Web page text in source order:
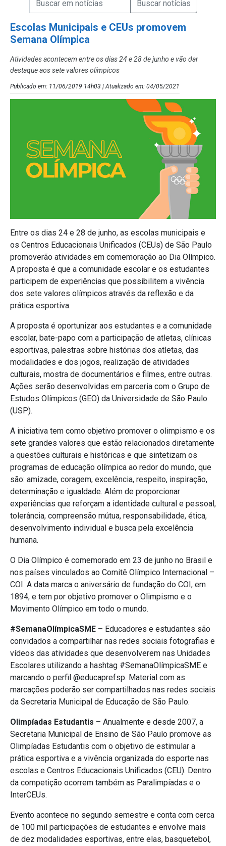
Escolas Municipais e CEUs promovem
Semana Olímpica
Atividades acontecem entre os dias 24 e 28 de junho e vão dar
destaque aos sete valores olímpicos
Publicado em: 11/06/2019 14h03 | Atualizado em: 04/05/2021
Entre os dias 24 e 28 de junho, as escolas municipais e
os Centros Educacionais Unificados (CEUs) de São Paulo
promoverão atividades em comemoração ao Dia Olímpico.
A proposta é que a comunidade escolar e os estudantes
participem de experiências que possibilitem a vivência
dos sete valores olímpicos através da reflexão e da
prática esportiva.
A proposta é oportunizar aos estudantes e a comunidade
escolar, bate-papo com a participação de atletas, clínicas
esportivas, palestras sobre histórias dos atletas, das
modalidades e dos jogos, realização de atividades
culturais, mostra de documentários e filmes, entre outras.
Ações serão desenvolvidas em parceria com o Grupo de
Estudos Olímpicos (GEO) da Universidade de São Paulo
(USP).
A iniciativa tem como objetivo promover o olimpismo e os
sete grandes valores que estão relacionados diretamente
a questões culturais e históricas e que sintetizam os
programas de educação olímpica ao redor do mundo, que
são: amizade, coragem, excelência, respeito, inspiração,
determinação e igualdade. Além de proporcionar
experiências que reforçam a identidade cultural e pessoal,
tolerância, compreensão mútua, responsabilidade, ética,
desenvolvimento individual e busca pela excelência
humana.
O Dia Olímpico é comemorado em 23 de junho no Brasil e
nos países vinculados ao Comitê Olímpico Internacional –
COI. A data marca o aniversário de fundação do COI, em
1894, e tem por objetivo promover o Olimpismo e o
Movimento Olímpico em todo o mundo.
#SemanaOlímpicaSME – Educadores e estudantes são
convidados a compartilhar nas redes sociais fotografias e
vídeos das atividades que desenvolverem nas Unidades
Escolares utilizando a hashtag #SemanaOlímpicaSME e
marcando o perfil @educaprefsp. Material com as
marcações poderão ser compartilhados nas redes sociais
da Secretaria Municipal de Educação de São Paulo.
Olimpíadas Estudantis – Anualmente e desde 2007, a
Secretaria Municipal de Ensino de São Paulo promove as
Olimpíadas Estudantis com o objetivo de estimular a
prática esportiva e a vivência organizada do esporte nas
escolas e Centros Educacionais Unificados (CEU). Dentro
da competição ocorrem também as Paralimpíadas e o
InterCEUs.
Evento acontece no segundo semestre e conta com cerca
de 100 mil participações de estudantes e envolve mais
de dez modalidades esportivas, entre elas, basquetebol,